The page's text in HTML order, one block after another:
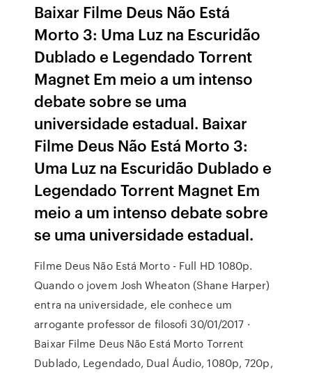
Baixar Filme Deus Não Está
Morto 3: Uma Luz na Escuridão
Dublado e Legendado Torrent
Magnet Em meio a um intenso
debate sobre se uma
universidade estadual. Baixar
Filme Deus Não Está Morto 3:
Uma Luz na Escuridão Dublado e
Legendado Torrent Magnet Em
meio a um intenso debate sobre
se uma universidade estadual.
Filme Deus Não Está Morto - Full HD 1080p.
Quando o jovem Josh Wheaton (Shane Harper)
entra na universidade, ele conhece um
arrogante professor de filosofi 30/01/2017 ·
Baixar Filme Deus Não Está Morto Torrent
Dublado, Legendado, Dual Áudio, 1080p, 720p,